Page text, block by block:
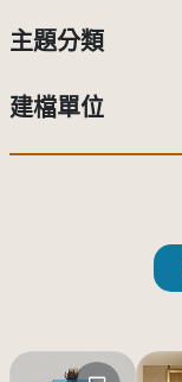
主題分類
建檔單位